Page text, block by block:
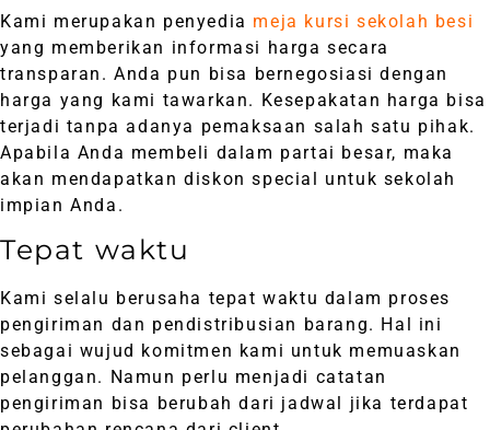
Kami merupakan penyedia meja kursi sekolah besi
yang memberikan informasi harga secara
transparan. Anda pun bisa bernegosiasi dengan
harga yang kami tawarkan. Kesepakatan harga bisa
terjadi tanpa adanya pemaksaan salah satu pihak.
Apabila Anda membeli dalam partai besar, maka
akan mendapatkan diskon special untuk sekolah
impian Anda.
Tepat waktu
Kami selalu berusaha tepat waktu dalam proses
pengiriman dan pendistribusian barang. Hal ini
sebagai wujud komitmen kami untuk memuaskan
pelanggan. Namun perlu menjadi catatan
pengiriman bisa berubah dari jadwal jika terdapat